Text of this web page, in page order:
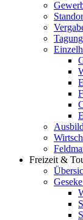
Freizeit &